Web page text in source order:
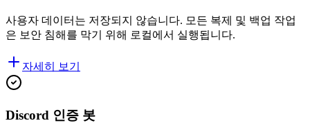
사용자 데이터는 저장되지 않습니다. 모든 복제 및 백업 작업
은 보안 침해를 막기 위해 로컬에서 실행됩니다.
자세히 보기
Discord 인증 봇